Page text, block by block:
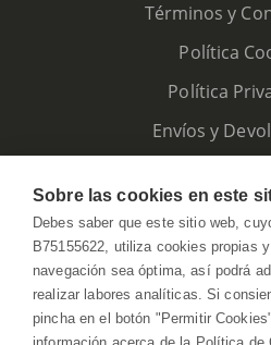
Términos y
Política
Política
Envíos y
Sobre las cookies en este
Debes saber que este sitio web,
B75155622, utiliza cookies propias
navegación sea óptima, así podrá
realizar labores analíticas. Si
pincha en el botón "Permitir